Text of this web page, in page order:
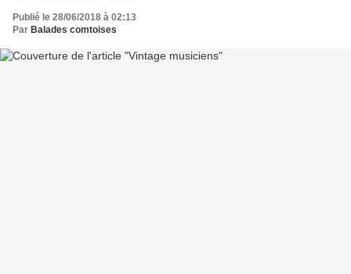
Publié le 28/06/2018 à 02:13
Par Balades comtoises